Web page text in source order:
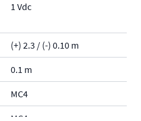
1 Vdc
(+) 2.3 / (-) 0.10 m
0.1 m
MC4
MC4